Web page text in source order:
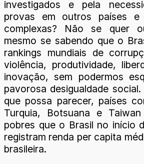
investigados e pela
provas em outros países e
complexas? Não se quer
mesmo se sabendo que o
rankings mundiais de
violência, produtividade,
inovação, sem podermos
pavorosa desigualdade
que possa parecer, países
Turquia, Botsuana e
pobres que o Brasil no início
registram renda per capita
brasileira.